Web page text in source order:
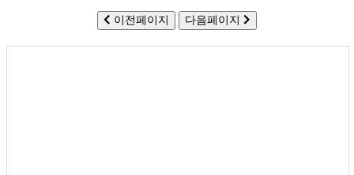
이전페이지 다음페이지